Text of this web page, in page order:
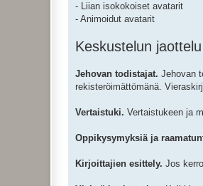
- Liian isokokoiset avatarit
- Animoidut avatarit
Keskustelun jaottelu
Jehovan todistajat. Jehovan
rekisteröimättömänä.
Vertaistuki. Vertaistukeen ja
Oppikysymyksiä ja
Kirjoittajien esittely. Jos